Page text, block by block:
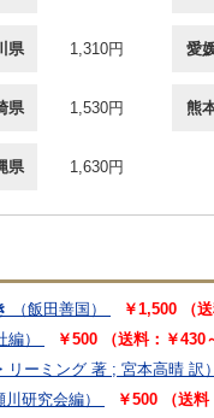
県 1,310円 愛
県 1,530円 熊
県 1,630円
（飯田善国）
￥1,500 （
）
￥500 （送料：￥430
リーミング 著 ; 宮本高晴 訳）
研究会編）
￥500 （送料